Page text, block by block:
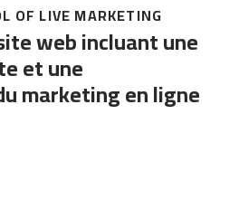
OF LIVE MARKETING
web incluant une
et une
marketing en ligne